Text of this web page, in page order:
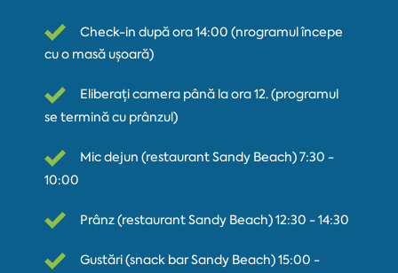
Check-in după ora 14:00 (пrogramul începe
cu o masă ușoară)
Eliberați camera până la ora 12. (programul
se termină cu prânzul)
Mic dejun (restaurant Sandy Beach) 7:30 -
10:00
Prânz (restaurant Sandy Beach) 12:30 - 14:30
Gustări (snack bar Sandy Beach) 15:00 -